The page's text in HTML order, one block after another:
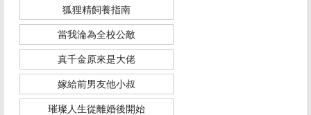
狐狸精飼養指南
當我淪為全校公敵
真千金原來是大佬
嫁給前男友他小叔
璀璨人生從離婚後開始